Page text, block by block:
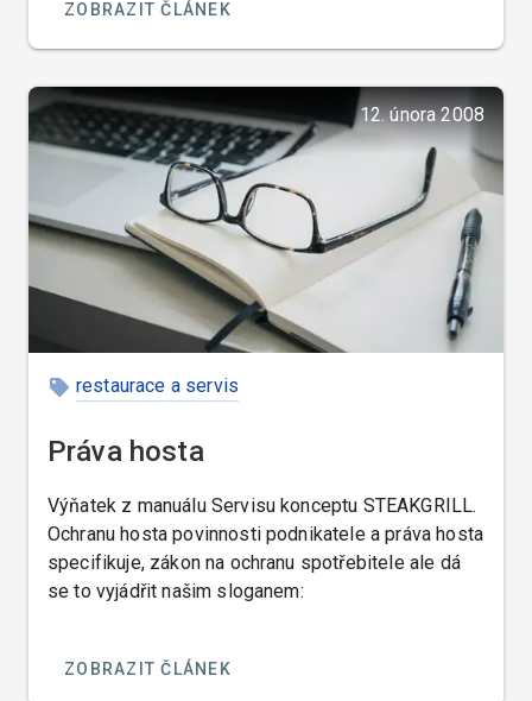
ZOBRAZIT ČLÁNEK
12. února 2008
restaurace a servis
Práva hosta
Výňatek z manuálu Servisu konceptu STEAKGRILL.
Ochranu hosta povinnosti podnikatele a práva hosta
specifikuje, zákon na ochranu spotřebitele ale dá
se to vyjádřit našim sloganem:
ZOBRAZIT ČLÁNEK